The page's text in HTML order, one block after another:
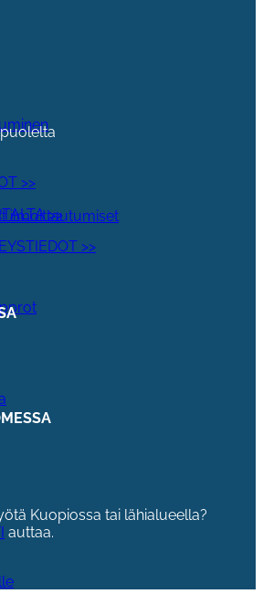
ilmoittautumiset
>>
>>
>>
Kuopiossa tai lähialueella?
auttaa.